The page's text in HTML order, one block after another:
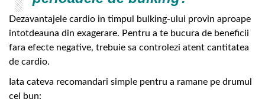
Dezavantajele cardio in timpul bulking-ului provin aproape
intotdeauna din exagerare. Pentru a te bucura de beneficii
fara efecte negative, trebuie sa controlezi atent cantitatea
de cardio.
Iata cateva recomandari simple pentru a ramane pe drumul
cel bun: